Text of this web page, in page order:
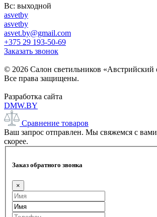
Вс: выходной
asvetby
asvetby
asvet.by@gmail.com
+375 29 193-50-69
Заказать звонок
© 2026 Салон светильников «Австрийский
Все права защищены.
Разработка сайта
DMW.BY
Сравнение товаров
Ваш запрос отправлен. Мы свяжемся с
скорее.
Заказ обратного звонка
×